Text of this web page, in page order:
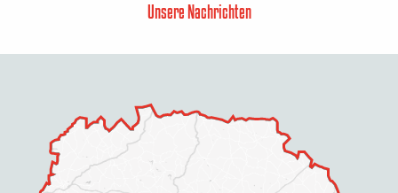
Unsere Nachrichten